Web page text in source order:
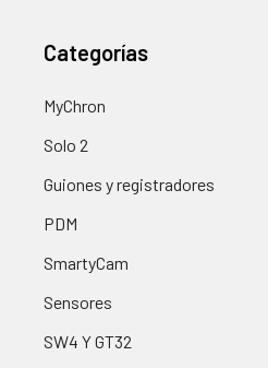
Categorías
MyChron
Solo 2
Guiones y registradores
PDM
SmartyCam
Sensores
SW4 Y GT32